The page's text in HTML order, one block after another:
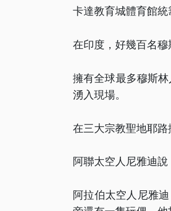
卡達教育城體育館統
在印度，好幾百名穆
擁有全球最多穆斯
湧入現場。
在三大宗教聖地耶路
阿聯太空人尼雅迪說
阿拉伯太空人尼雅